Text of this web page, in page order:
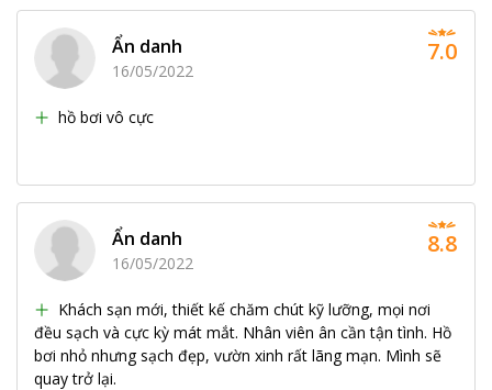
Ẩn danh
16/05/2022
hồ bơi vô cực
7.0
Ẩn danh
16/05/2022
Khách sạn mới, thiết kế chăm chút kỹ lưỡng, mọi nơi
đều sạch và cực kỳ mát mắt. Nhân viên ân cần tận tình. Hồ
bơi nhỏ nhưng sạch đẹp, vườn xinh rất lãng mạn. Mình sẽ
quay trở lại.
8.8